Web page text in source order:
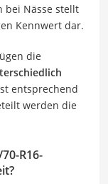
bei Nässe stellt
Kennwert dar.
die
entsprechend
werden die
R16-